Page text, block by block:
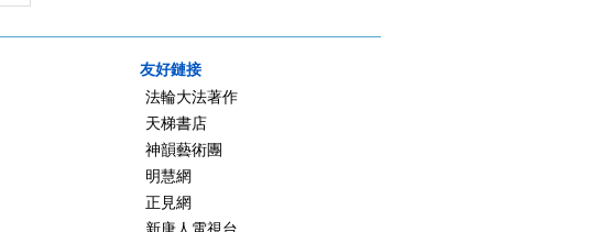
友好鏈接
法輪大法著作
天梯書店
神韻藝術團
明慧網
正見網
新唐人電視台